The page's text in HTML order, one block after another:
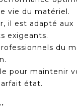
vie du matériel.
il est adapté aux
exigeants.
du
pour maintenir
état.